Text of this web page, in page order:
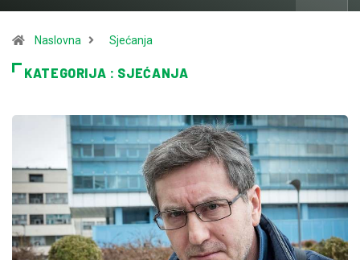
Naslovna Sjećanja
KATEGORIJA : SJEĆANJA